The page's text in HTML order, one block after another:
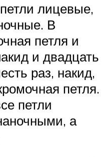
лицевые,
В
петля и
и двадцать
раз, накид,
петля.
петли
а